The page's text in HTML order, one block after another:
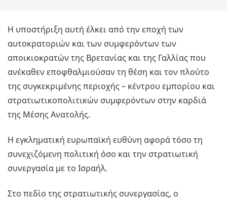
Η υποστήριξη αυτή έλκει από την εποχή των
αυτοκρατοριών και των συμφερόντων των
αποικιοκρατών της Βρετανίας και της Γαλλίας που
ανέκαθεν εποφθαλμιούσαν τη θέση και τον πλούτο
της συγκεκριμένης περιοχής – κέντρου εμπορίου και
στρατιωτικοπολιτικών συμφερόντων στην καρδιά
της Μέσης Ανατολής.
Η εγκληματική ευρωπαϊκή ευθύνη αφορά τόσο τη
συνεχιζόμενη πολιτική όσο και την στρατιωτική
συνεργασία με το Ισραήλ.
Στο πεδίο της στρατιωτικής συνεργασίας, ο